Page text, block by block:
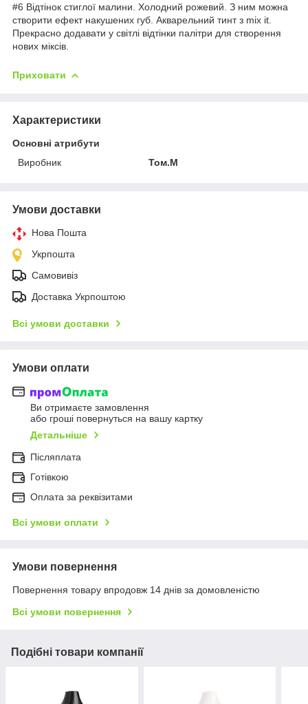
#6 Відтінок стиглої малини. Холодний рожевий. З ним можна
створити ефект накушених губ. Акварельний тинт з mix it.
Прекрасно додавати у світлі відтінки палітри для створення
нових міксів.
Приховати
Характеристики
Основні атрибути
Виробник
Том.М
Умови доставки
Нова Пошта
Укрпошта
Самовивіз
Доставка Укрпоштою
Всі умови доставки
Умови оплати
Ви отримаєте замовлення
або гроші повернуться на вашу картку
Детальніше
Післяплата
Готівкою
Оплата за реквізитами
Всі умови оплати
Умови повернення
Повернення товару впродовж 14 днів за домовленістю
Всі умови повернення
Подібні товари компанії